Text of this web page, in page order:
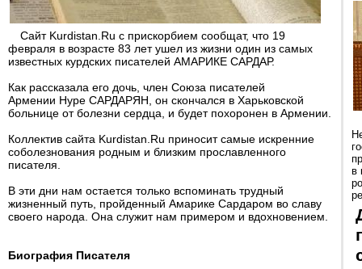
Сайт Kurdistan.Ru с прискорбием сообщат, что 19
февраля в возрасте 83 лет ушел из жизни один из самых
известных курдских писателей АМАРИКЕ САРДАР.
Как рассказала его дочь, член Союза писателей
Армении Нуре САРДАРЯН, он скончался в Харьковской
больнице от болезни сердца, и будет похоронен в Армении.
Коллектив сайта Kurdistan.Ru приносит самые искренние
соболезнования родным и близким прославленного
писателя.
В эти дни нам остается только вспоминать трудный
жизненный путь, пройденный Амарике Сардаром во славу
своего народа. Она служит нам примером и вдохновением.
Биография Писателя
в